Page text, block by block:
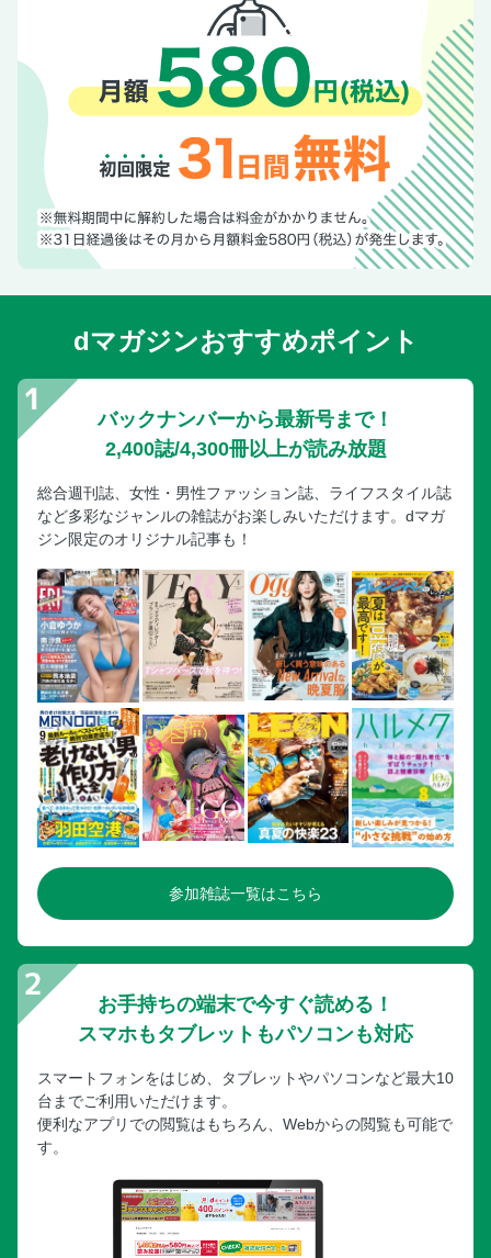
【おすすめの飲み物】肝臓にいい飲み物 緑茶、コーヒー、
【たんぱく質】糖質を減らした分 たんぱく質を増やして体
をつくる
【食物繊維・発酵食品】腸内環境を整えて 胆汁酸を汚さな
いようにする
【アルコール（１）】お酒は適量なら寿命を延ばす 1週間単
位で酒量調整を
【アルコール（２）】脂肪肝を防ぐためには 糖質がオフの
ら飲むことも重要
や飲み方がある
〈ドクター栗原コラム（２）〉なるべく「飲み放題」のお酒
は避けましょう
【運動（１）】脂肪肝を燃焼させるには 有酸素+ 無酸素運動
が効果的
グをしよう
【運動（３）】生活習慣病を予防して健康な体に 中高年こ
そ筋トレが重要
＜1日2回の簡単筋トレで効率よく筋肉をつける＞座るスクワ
ット
ヒールレイズ
【入浴】血液循環が向上すると肝臓も喜ぶ 就寝前に湯船に
しっかり浸かる
【睡眠】睡眠不足は脂肪肝になりやすい 深い睡眠を取るた
めに環境を整える
＜今日から始めよう！自宅でできるオーラルケア＞歯磨き／
dマガジンおすすめポイント
バックナンバーから最新号まで！
2,400誌/4,300冊以上が読み放題
総合週刊誌、女性・男性ファッション誌、ライフスタイル誌
など多彩なジャンルの雑誌がお楽しみいただけます。dマガ
ジン限定のオリジナル記事も！
参加雑誌一覧はこちら
お手持ちの端末で今すぐ読める！
スマホもタブレットもパソコンも対応
スマートフォンをはじめ、タブレットやパソコンなど最大10
台までご利用いただけます。
便利なアプリでの閲覧はもちろん、Webからの閲覧も可能で
す。